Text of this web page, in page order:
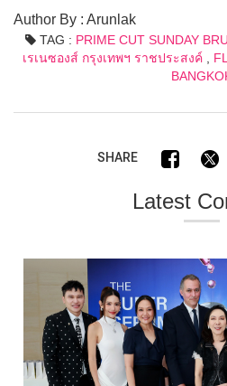
Author By : Arunlak
TAG : PRIME CUT SUNDAY
เรเนซองส์ กรุงเทพฯ ราชประสงค์ ,
SHARE
Latest